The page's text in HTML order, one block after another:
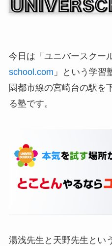
今日は「ユニバースクー
school.com 」という学習
園都市線の宮崎台の駅を
る塾です。
湯浅先生と天野先生とい